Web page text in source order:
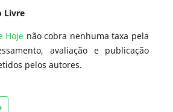
Livre
Hoje não cobra nenhuma taxa pela
avaliação e publicação
pelos autores.